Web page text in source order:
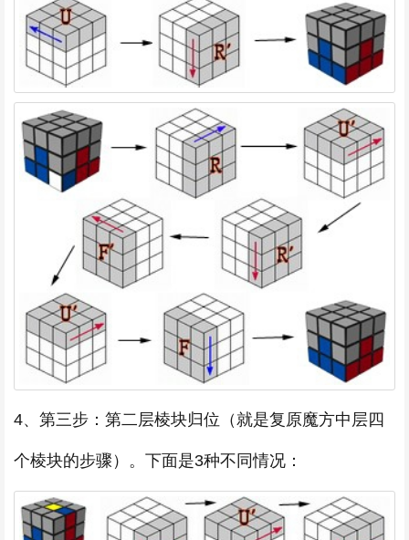
4、第三步：第二层棱块归位（就是复原魔方中层四
个棱块的步骤）。下面是3种不同情况：